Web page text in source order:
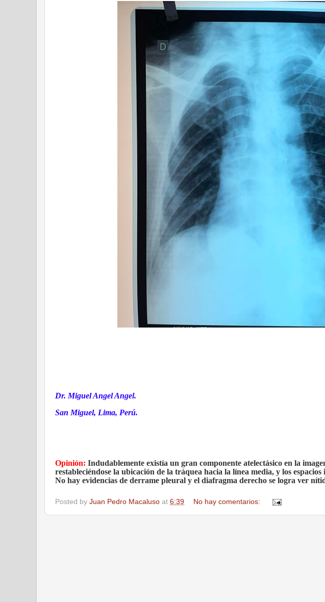
Dr. Miguel Angel Angel.
San Miguel, Lima, Perú.
Opinión: Indudablemente existía un gran componente atelectásico en la
restableciéndose la ubicación de la tráquea hacia la línea media, y los
No hay evidencias de derrame pleural y el diafragma derecho se logra ver
Posted by Juan Pedro Macaluso at 6:39 No hay comentarios: